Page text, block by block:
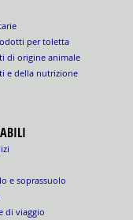
per toletta
di origine animale
e della nutrizione
e soprassuolo
di viaggio